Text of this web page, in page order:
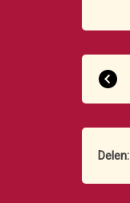
Delen: